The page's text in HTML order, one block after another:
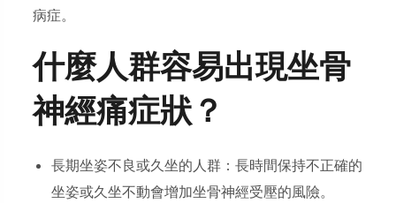
病症。
什麼人群容易出現坐骨
神經痛症狀？
長期坐姿不良或久坐的人群：長時間保持不正確的
坐姿或久坐不動會增加坐骨神經受壓的風險。